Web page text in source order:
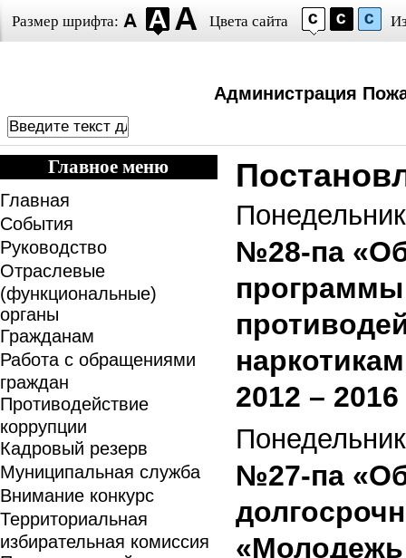
Размер шрифта: Цвета сайта
Администрация
Главное меню
Главная
События
Руководство
Отраслевые
(функциональные)
органы
Гражданам
Работа с обращениями
граждан
Противодействие
коррупции
Кадровый резерв
Муниципальная служба
Внимание конкурс
Территориальная
избирательная комиссия
№28-па
2012 –
№27-па
«Молодежь